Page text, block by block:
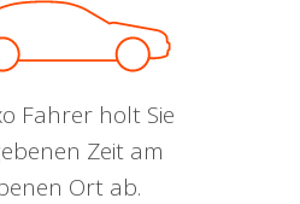
Fahrer holt Sie
Zeit am
Ort ab.